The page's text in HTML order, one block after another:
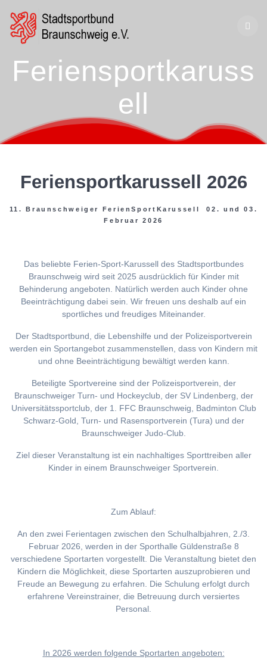
Feriensportkaruss
ell
Feriensportkarussell 2026
11. Braunschweiger FerienSportKarussell 02. und 03.
Februar 2026
Das beliebte Ferien-Sport-Karussell des Stadtsportbundes
Braunschweig wird seit 2025 ausdrücklich für Kinder mit
Behinderung angeboten. Natürlich werden auch Kinder ohne
Beeinträchtigung dabei sein. Wir freuen uns deshalb auf ein
sportliches und freudiges Miteinander.
Der Stadtsportbund, die Lebenshilfe und der Polizeisportverein
werden ein Sportangebot zusammenstellen, dass von Kindern mit
und ohne Beeinträchtigung bewältigt werden kann.
Beteiligte Sportvereine sind der Polizeisportverein, der
Braunschweiger Turn- und Hockeyclub, der SV Lindenberg, der
Universitätssportclub, der 1. FFC Braunschweig, Badminton Club
Schwarz-Gold, Turn- und Rasensportverein (Tura) und der
Braunschweiger Judo-Club.
Ziel dieser Veranstaltung ist ein nachhaltiges Sporttreiben aller
Kinder in einem Braunschweiger Sportverein.
Zum Ablauf:
An den zwei Ferientagen zwischen den Schulhalbjahren, 2./3.
Februar 2026, werden in der Sporthalle Güldenstraße 8
verschiedene Sportarten vorgestellt. Die Veranstaltung bietet den
Kindern die Möglichkeit, diese Sportarten auszuprobieren und
Freude an Bewegung zu erfahren. Die Schulung erfolgt durch
erfahrene Vereinstrainer, die Betreuung durch versiertes
Personal.
In 2026 werden folgende Sportarten angeboten: